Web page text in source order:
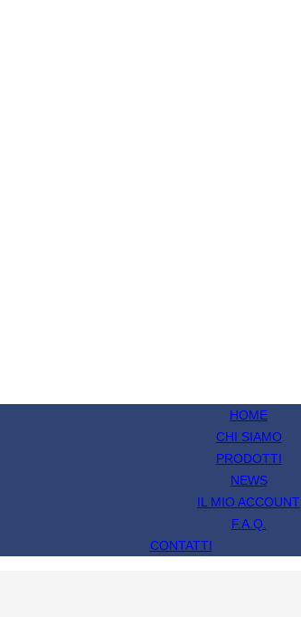
HOME
CHI SIAMO
PRODOTTI
NEWS
IL MIO ACCOUNT
F.A.Q.
CONTATTI